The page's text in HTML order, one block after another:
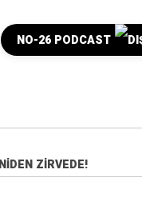
NO-26 PODCAST
ZIRVEDE!